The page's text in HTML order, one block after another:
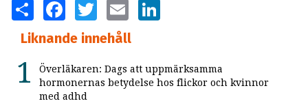
SHARE FACEBOOKTWITTER EMAIL
Liknande innehåll
Överläkaren: Dags att uppmärksamma
hormonernas betydelse hos flickor och kvinnor
med adhd